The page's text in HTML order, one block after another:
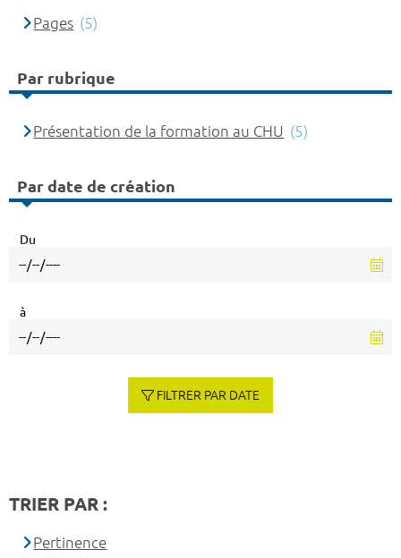
Pages (5)
Par rubrique
Présentation de la formation au CHU (5)
Par date de création
Du
à
FILTRER PAR DATE
TRIER PAR :
Pertinence